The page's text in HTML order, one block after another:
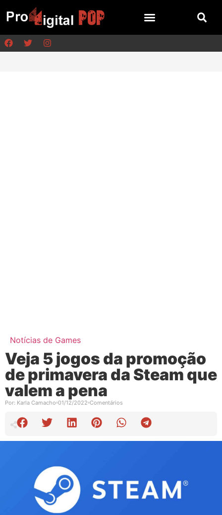
Notícias de Games
Veja 5 jogos da promoção
de primavera da Steam que
valem a pena
Por: Karla Camacho 01/12/2022 Comentários